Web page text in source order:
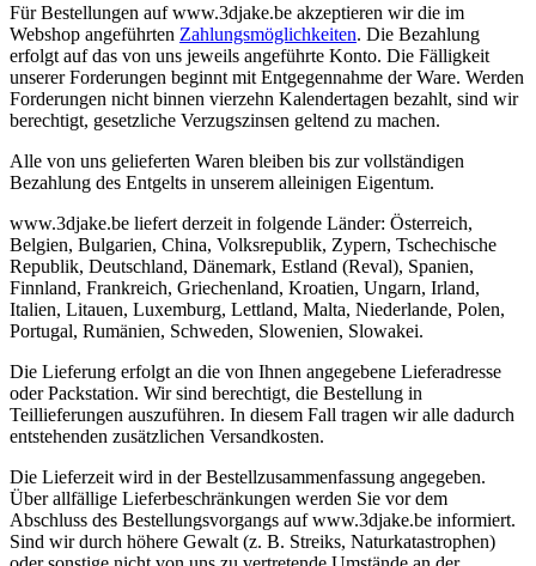
Für Bestellungen auf www.3djake.be akzeptieren wir die im
Webshop angeführten Zahlungsmöglichkeiten. Die Bezahlung
erfolgt auf das von uns jeweils angeführte Konto. Die Fälligkeit
unserer Forderungen beginnt mit Entgegennahme der Ware. Werden
Forderungen nicht binnen vierzehn Kalendertagen bezahlt, sind wir
berechtigt, gesetzliche Verzugszinsen geltend zu machen.
Alle von uns gelieferten Waren bleiben bis zur vollständigen
Bezahlung des Entgelts in unserem alleinigen Eigentum.
www.3djake.be liefert derzeit in folgende Länder: Österreich,
Belgien, Bulgarien, China, Volksrepublik, Zypern, Tschechische
Republik, Deutschland, Dänemark, Estland (Reval), Spanien,
Finnland, Frankreich, Griechenland, Kroatien, Ungarn, Irland,
Italien, Litauen, Luxemburg, Lettland, Malta, Niederlande, Polen,
Portugal, Rumänien, Schweden, Slowenien, Slowakei.
Die Lieferung erfolgt an die von Ihnen angegebene Lieferadresse
oder Packstation. Wir sind berechtigt, die Bestellung in
Teillieferungen auszuführen. In diesem Fall tragen wir alle dadurch
entstehenden zusätzlichen Versandkosten.
Die Lieferzeit wird in der Bestellzusammenfassung angegeben.
Über allfällige Lieferbeschränkungen werden Sie vor dem
Abschluss des Bestellungsvorgangs auf www.3djake.be informiert.
Sind wir durch höhere Gewalt (z. B. Streiks, Naturkatastrophen)